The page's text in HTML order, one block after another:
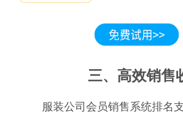
三、高效销售
服装公司会员销售系统排名